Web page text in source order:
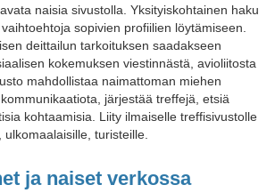
naisia sivustolla. Yksityiskohtainen haku
sopivien profiilien löytämiseen.
deittailun tarkoituksen saadakseen
kokemuksen viestinnästä, avioliitosta
mahdollistaa naimattoman miehen
järjestää treffejä, etsiä
kohtaamisia. Liity ilmaiselle treffisivustolle
turisteille.
ja naiset verkossa